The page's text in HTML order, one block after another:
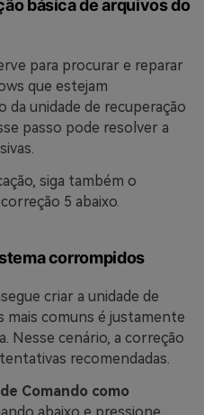
básica de arquivos do
para procurar e reparar
que estejam
da unidade de recuperação
passo pode resolver a
siga também o
5 abaixo.
corrompidos
criar a unidade de
mais comuns é justamente
Nesse cenário, a correção
recomendadas.
Comando como
abaixo e pressione